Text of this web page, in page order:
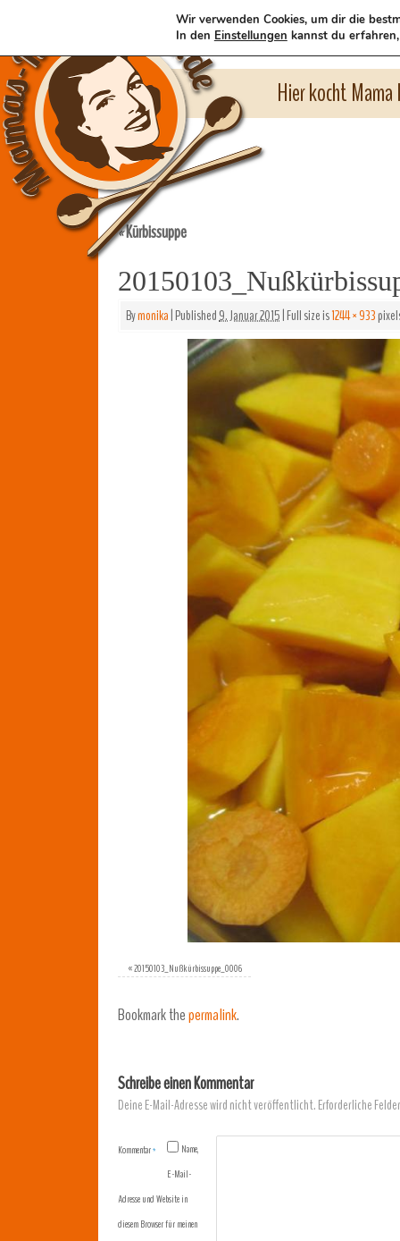
Hier kocht
«Kürbissuppe
Bymonika|Published9. Januar 2015|Full size is1244 × 933
«20150103_Nußkürbissuppe_0006
Bookmark thepermalink.
Schreibe einen Kommentar
Deine E-Mail-Adresse wird nicht veröffentlicht.Erforderliche
Kommentar*
Name,
E-Mail-
Adresse und Website in
diesem Browser für meinen
Wir verwenden Cookies, um dir die
In den Einstellungen kannst du